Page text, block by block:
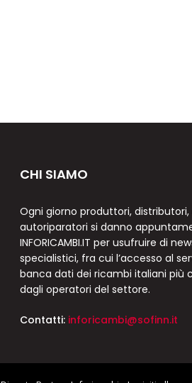
CHI SIAMO
Ogni giorno produttori,
autoriparatori si danno
INFORICAMBI.IT per usufruire di
specialistici, fra cui l’accesso al
banca dati dei ricambi italiani più
dagli operatori del settore.
Contatti: inforicambi@sofinn.it